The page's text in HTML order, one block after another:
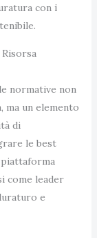
con i
normative non
ma un elemento
di
le best
come leader
e